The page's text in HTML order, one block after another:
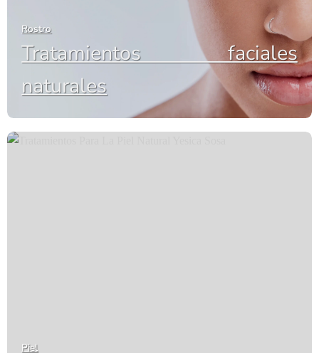
Rostro
Tratamientos faciales
naturales
Piel